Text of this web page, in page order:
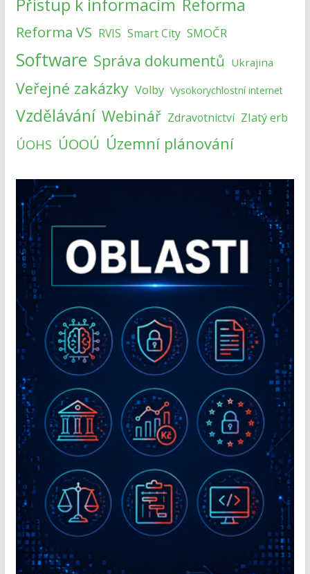
Přístup k informacím Reforma
Reforma VS RVIS Smart City SMOČR
Software Správa dokumentů Ukrajina
Veřejné zakázky Volby Vysokorychlostní internet
Vzdělávání Webinář Zdravotnictví Zlatý erb
ÚOHS ÚOOÚ Územní plánování